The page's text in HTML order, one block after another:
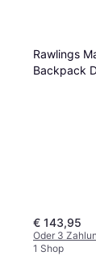
Rawlings
Backpack
€ 143,95
Oder 3
1 Shop